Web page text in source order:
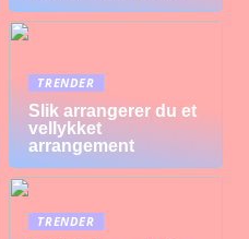
TRENDER
Slik arrangerer du et
vellykket
arrangement
TRENDER